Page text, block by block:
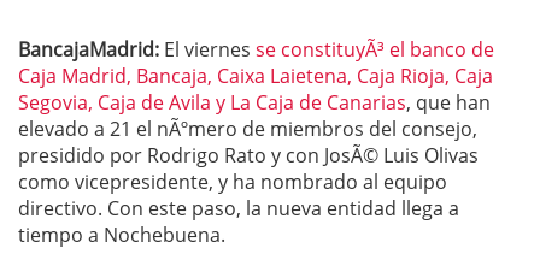
BancajaMadrid: El viernes se constituyÃ³ el banco de
Caja Madrid, Bancaja, Caixa Laietena, Caja Rioja, Caja
Segovia, Caja de Avila y La Caja de Canarias, que han
elevado a 21 el nÃºmero de miembros del consejo,
presidido por Rodrigo Rato y con JosÃ© Luis Olivas
como vicepresidente, y ha nombrado al equipo
directivo. Con este paso, la nueva entidad llega a
tiempo a Nochebuena.